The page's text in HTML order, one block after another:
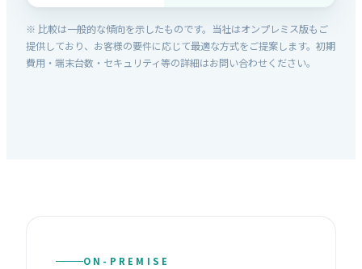
※ 比較は一般的な傾向を示したものです。当社はオンプレミス版もご
提供しており、お客様の要件に応じて最適な方式をご提案します。初期
費用・端末台数・セキュリティ等の詳細はお問い合わせください。
ON-PREMISE